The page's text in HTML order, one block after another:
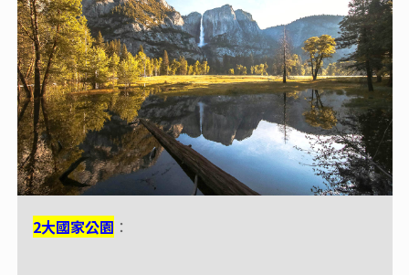
2大國家公園 ：
2大國家公園 ：